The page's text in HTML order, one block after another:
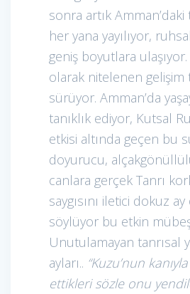
sonra artık
her yana yayılıyor,
geniş boyutlara
olarak nitelenen gelişim
sürüyor. Amman’da
tanıklık ediyor, Kutsal
etkisi altında geçen bu
doyurucu,
canlara gerçek Tanrı
saygısını iletici dokuz
söylüyor bu etkin
Unutulamayan tanrısal
ayları.. “Kuzu’nun
ettikleri sözle onu